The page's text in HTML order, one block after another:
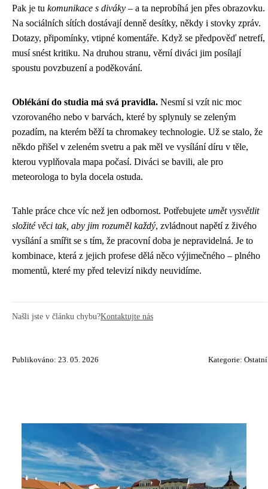
Pak je tu komunikace s diváky – a ta neprobíhá jen přes obrazovku.
Na sociálních sítích dostávají denně desítky, někdy i stovky zpráv.
Dotazy, připomínky, vtipné komentáře. Když se předpověď netrefí,
musí snést kritiku. Na druhou stranu, věrní diváci jim posílají
spoustu povzbuzení a poděkování.
Oblékání do studia má svá pravidla. Nesmí si vzít nic moc
vzorovaného nebo v barvách, které by splynuly se zeleným
pozadím, na kterém běží ta chromakey technologie. Už se stalo, že
někdo přišel v zeleném svetru a pak měl ve vysílání díru v těle,
kterou vyplňovala mapa počasí. Diváci se bavili, ale pro
meteorologa to byla docela ostuda.
Tahle práce chce víc než jen odbornost. Potřebujete umět vysvětlit
složité věci tak, aby jim rozuměl každý, zvládnout napětí z živého
vysílání a smířit se s tím, že pracovní doba je nepravidelná. Je to
kombinace, která z jejich profese dělá něco výjimečného – plného
momentů, které my před televizí nikdy neuvidíme.
Našli jste v článku chybu?Kontaktujte nás
Publikováno: 23. 05. 2026 Kategorie: Ostatní